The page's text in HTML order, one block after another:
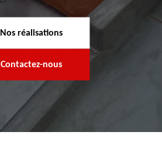
Nos réalisations
Contactez-nous